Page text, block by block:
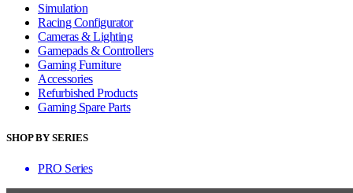
Simulation
Racing Configurator
Cameras & Lighting
Gamepads & Controllers
Gaming Furniture
Accessories
Refurbished Products
Gaming Spare Parts
SHOP BY SERIES
PRO Series